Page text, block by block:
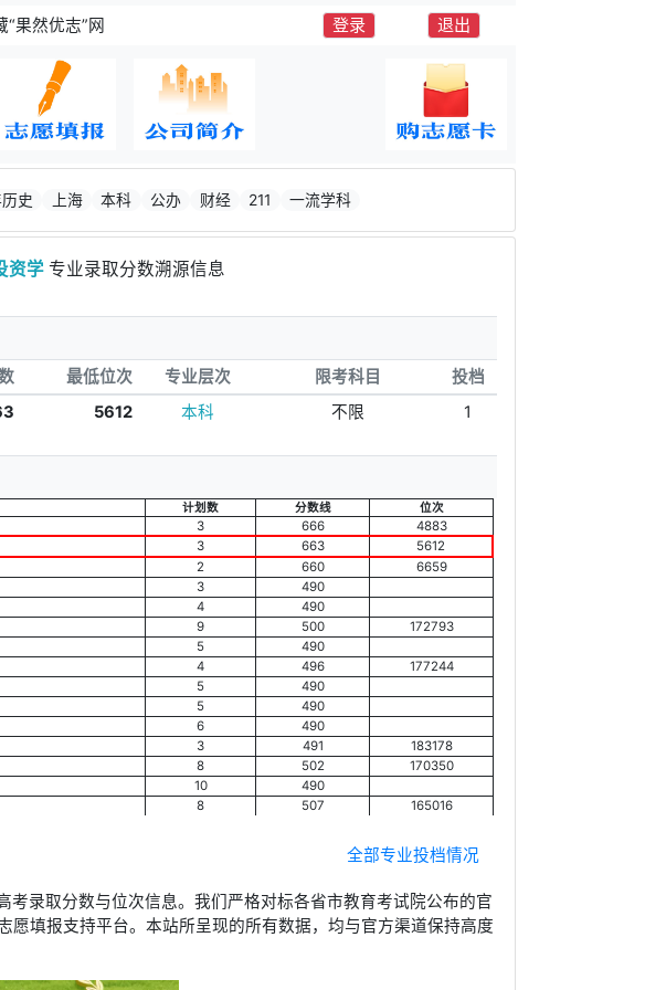
“果然优志”网 登录 退出
史 上海 本科 公办 财经 211 一流学科
资学 专业录取分数溯源信息
最低位次 专业层次 限考科目
投档
5612 本科 不限 1
计划数 分数线 位次
3 666
4883
3 663
5612
2 660
6659
3
490
4
490
9 500
172793
5
490
4 496
177244
5
490
5
490
6
490
3 491
183178
8 502
170350
10
490
8 507 165016
全部专业投档情况
考录取分数与位次信息。我们严格对标各省市教育考试院公布的官
愿填报支持平台。本站所呈现的所有数据，均与官方渠道保持高度